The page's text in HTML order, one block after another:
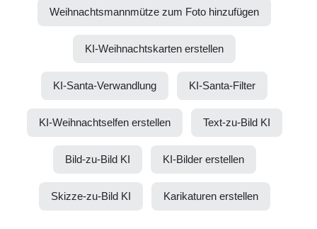
Weihnachtsmannmütze zum Foto hinzufügen
KI-Weihnachtskarten erstellen
KI-Santa-Verwandlung KI-Santa-Filter
KI-Weihnachtselfen erstellen Text-zu-Bild KI
Bild-zu-Bild KI KI-Bilder erstellen
Skizze-zu-Bild KI Karikaturen erstellen